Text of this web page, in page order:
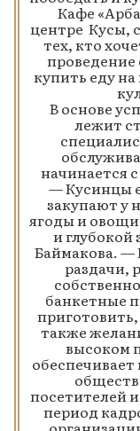
Кафе
центре Кусы,
тех, кто
купить еду
В основе
лежит
начинается
— Кусинцы
закупают у
ягоды и
и
Баймакова. —
раздачи,
банкетные
также
высоком
посетителей
период